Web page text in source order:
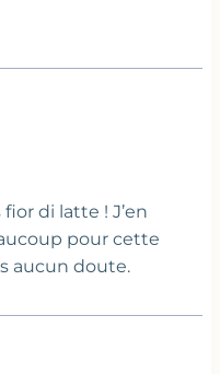
di latte ! J’en
pour cette
aucun doute.